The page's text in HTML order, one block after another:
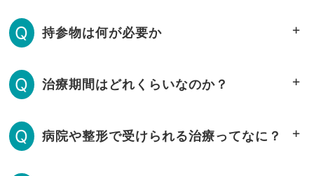
Q 持参物は何が必要か
Q 治療期間はどれくらいなのか？
Q 病院や整形で受けられる治療ってなに？